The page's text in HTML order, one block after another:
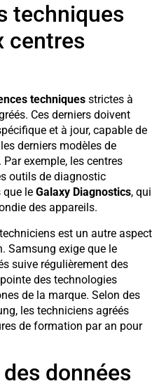
techniques
centres
techniques strictes à
Ces derniers doivent
et à jour, capable de
derniers modèles de
exemple, les centres
outils de diagnostic
que le Galaxy Diagnostics, qui
des appareils.
est un autre aspect
Samsung exige que le
suive régulièrement des
des technologies
de la marque. Selon des
les techniciens agréés
de formation par an pour
données